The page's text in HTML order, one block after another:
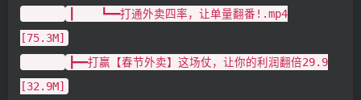
┃ ┗━━打通外卖四率，让单量翻番!.mp4
[75.3M]
┣━━打赢【春节外卖】这场仗，让你的利润翻倍29.9
[32.9M]